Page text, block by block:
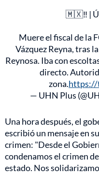
🇲🇽‼️ |
Muere el fiscal de la
Vázquez Reyna, tras
Reynosa. Iba con
directo.
zona.https://
— UHN Plus
Una hora después, el
escribió un mensaje en
crimen: "Desde el
condenamos el crimen
estado. Nos